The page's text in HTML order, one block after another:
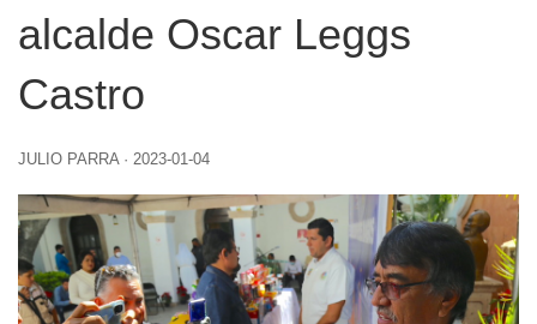
alcalde Oscar Leggs
Castro
JULIO PARRA · 2023-01-04